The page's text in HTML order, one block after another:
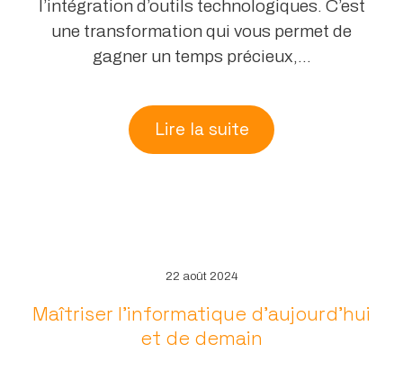
l’intégration d’outils technologiques. C’est
une transformation qui vous permet de
gagner un temps précieux,...
Lire la suite
22 août 2024
Maîtriser l’informatique d’aujourd’hui
et de demain